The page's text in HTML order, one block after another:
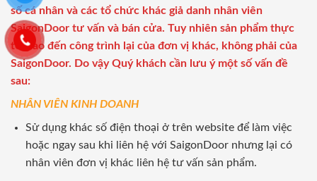
số cá nhân và các tổ chức khác giả danh nhân viên
SaigonDoor tư vấn và bán cửa. Tuy nhiên sản phẩm thực
tế giao đến công trình lại của đơn vị khác, không phải của
SaigonDoor. Do vậy Quý khách cần lưu ý một số vấn đề
sau:
NHÂN VIÊN KINH DOANH
Sử dụng khác số điện thoại ở trên website để làm việc
hoặc ngay sau khi liên hệ với SaigonDoor nhưng lại có
nhân viên đơn vị khác liên hệ tư vấn sản phẩm.